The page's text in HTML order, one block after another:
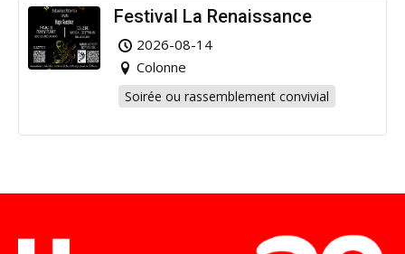
Festival La Renaissance
2026-08-14
Colonne
Soirée ou rassemblement convivial